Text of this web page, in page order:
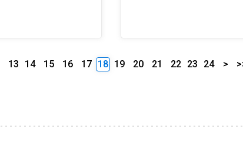
13 14 15 16 17 18 19 20 21 22 23 24 >